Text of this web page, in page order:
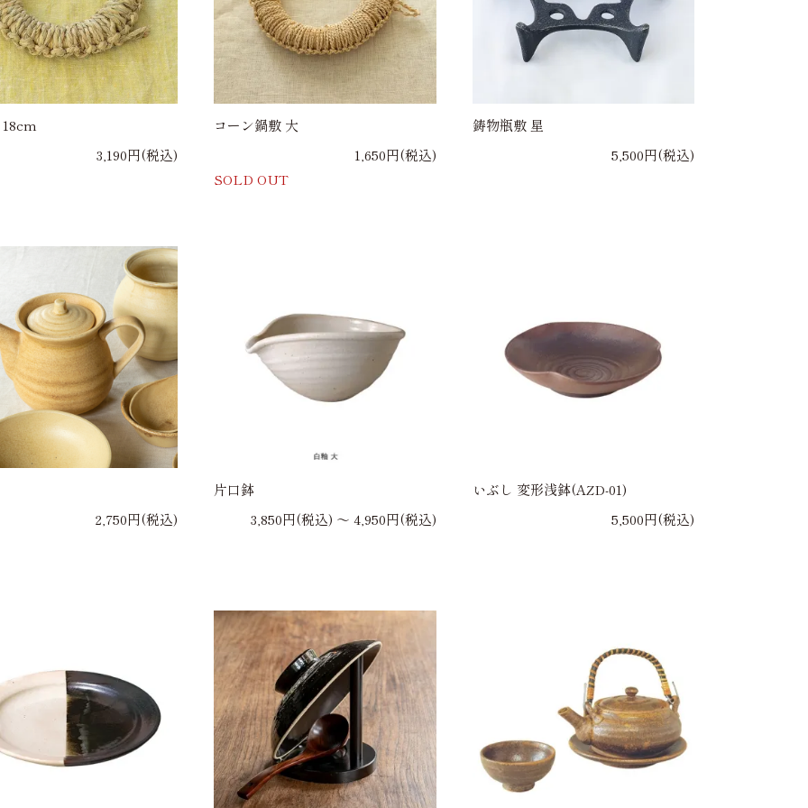
3,190円(税込)
コーン鍋敷 大
1,650円(税込)
SOLD OUT
鋳物瓶敷 星
5,500円(税込)
2,750円(税込)
片口鉢
3,850円(税込) 〜 4,950円(税込)
いぶし 変形浅鉢(AZD-01)
5,500円(税込)